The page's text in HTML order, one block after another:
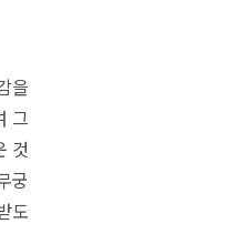
을
그
것
궁
도